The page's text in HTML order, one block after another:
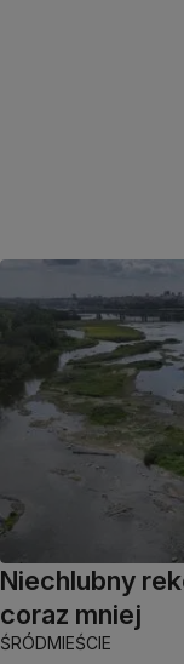
Niechlubny
coraz mniej
ŚRÓDMIEŚCIE